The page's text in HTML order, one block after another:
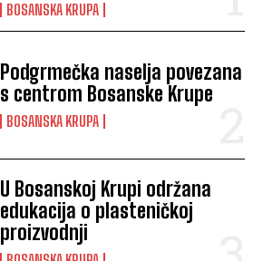
BOSANSKA KRUPA
Podgrmečka naselja povezana
s centrom Bosanske Krupe
BOSANSKA KRUPA
U Bosanskoj Krupi održana
edukacija o plasteničkoj
proizvodnji